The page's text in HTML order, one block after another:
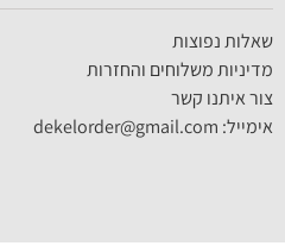
שאלות נפוצות
מדיניות משלוחים והחזרות
צור איתנו קשר
אימייל: dekelorder@gmail.com